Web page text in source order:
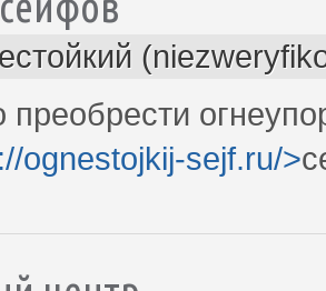
преобрести
ognestojkij-sejf.ru/>